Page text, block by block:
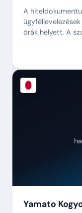
A
órák helyett. A
Yamato